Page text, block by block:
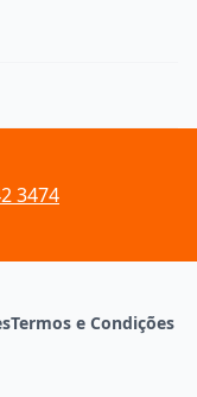
3474
Termos e Condições